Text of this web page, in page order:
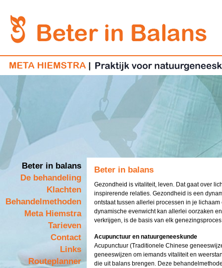
Beter in balans
De behandeling
Klachten
Behandelmethoden
Meta Hiemstra
Tarieven
Contact
Links
Routeplanner
Beter in balans
Gezondheid is vitaliteit, leven. Dat gaat over
inspirerende relaties. Gezondheid is een
ontstaat tussen allerlei processen in je
dynamische evenwicht kan allerlei oorzaken
verkrijgen, is de basis van elk
Acupunctuur en natuurgeneeskunde
Acupunctuur (Traditionele Chinese
geneeswijzen om iemands vitaliteit en
die uit balans brengen. Deze